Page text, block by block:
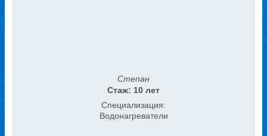
Степан
Стаж: 10 лет
Специализация:
Водонагреватели